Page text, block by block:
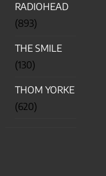
RADIOHEAD
(893)
THE SMILE
(130)
THOM YORKE
(620)